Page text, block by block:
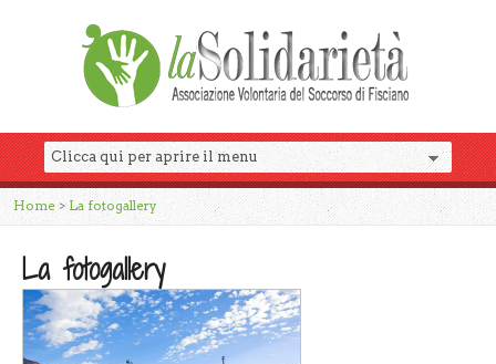
Home> La fotogallery
La fotogallery